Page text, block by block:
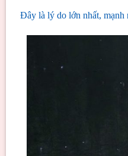
Đây là lý do lớn nhất, mạnh